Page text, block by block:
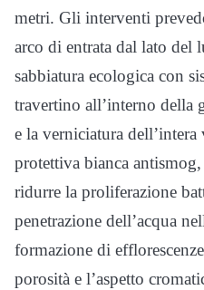
metri. Gli interventi
arco di entrata dal lato del
sabbiatura ecologica con
travertino all’interno
e la verniciatura
protettiva bianca
ridurre la proliferazione
penetrazione dell’acqua
formazione di
porosità e l’aspetto